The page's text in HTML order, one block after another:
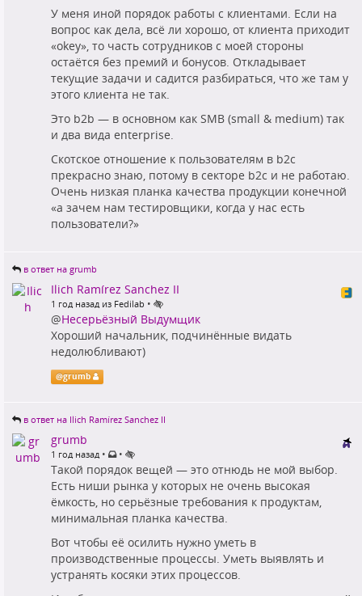
У меня иной порядок работы с клиентами. Если на
вопрос как дела, всё ли хорошо, от клиента приходит
«okey», то часть сотрудников с моей стороны
остаётся без премий и бонусов. Откладывает
текущие задачи и садится разбираться, что же там у
этого клиента не так.
Это b2b — в основном как SMB (small & medium) так
и два вида enterprise.
Скотское отношение к пользователям в b2c
прекрасно знаю, потому в секторе b2c и не работаю.
Очень низкая планка качества продукции конечной
«а зачем нам тестировщики, когда у нас есть
пользователи?»
в ответ на grumb
Ilich Ramírez Sanchez II
1 год назад из Fedilab •
@Несерьёзный Выдумщик
Хороший начальник, подчинённые видать
недолюбливают)
@grumb
в ответ на Ilich Ramírez Sanchez II
grumb
1 год назад • •
Такой порядок вещей — это отнюдь не мой выбор.
Есть ниши рынка у которых не очень высокая
ёмкость, но серьёзные требования к продуктам,
минимальная планка качества.
Вот чтобы её осилить нужно уметь в
производственные процессы. Уметь выявлять и
устранять косяки этих процессов.